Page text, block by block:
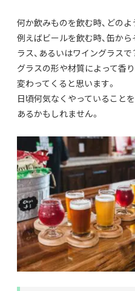
何か飲みものを飲む時、どの
例えばビールを飲む時、缶から
ラス、あるいはワイングラスで
グラスの形や材質によって香
変わってくると思います。
日頃何気なくやっていること
あるかもしれません。